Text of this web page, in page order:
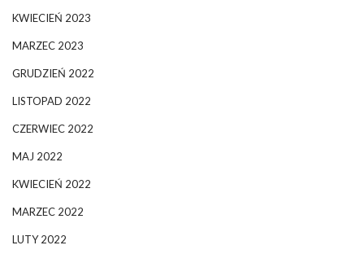
KWIECIEŃ 2023
MARZEC 2023
GRUDZIEŃ 2022
LISTOPAD 2022
CZERWIEC 2022
MAJ 2022
KWIECIEŃ 2022
MARZEC 2022
LUTY 2022